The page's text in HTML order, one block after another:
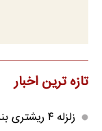
تازه ترین اخبار
زلزله ۴ ریشتری بندرلنگه را لرزاند